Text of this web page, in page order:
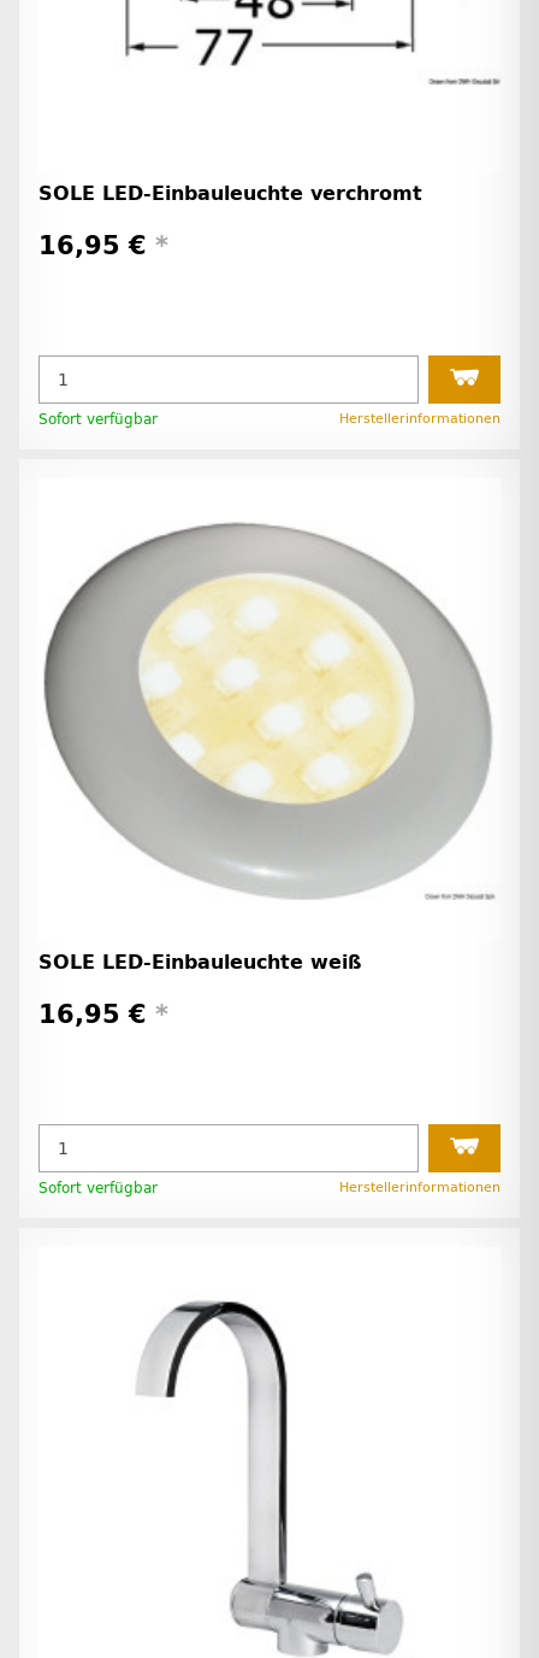
SOLE LED-Einbauleuchte verchromt
16,95 € *
Sofort verfügbar Herstellerinformationen
SOLE LED-Einbauleuchte weiß
16,95 € *
Sofort verfügbar Herstellerinformationen